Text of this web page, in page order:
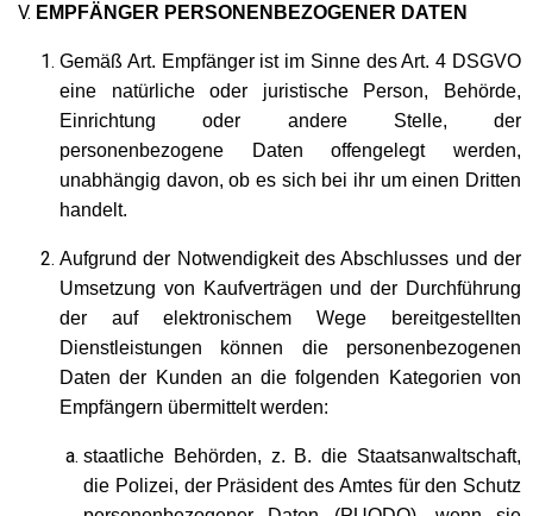
EMPFÄNGER PERSONENBEZOGENER DATEN
Gemäß Art. Empfänger ist im Sinne des Art. 4 DSGVO
eine natürliche oder juristische Person, Behörde,
Einrichtung oder andere Stelle, der
personenbezogene Daten offengelegt werden,
unabhängig davon, ob es sich bei ihr um einen Dritten
handelt.
Aufgrund der Notwendigkeit des Abschlusses und der
Umsetzung von Kaufverträgen und der Durchführung
der auf elektronischem Wege bereitgestellten
Dienstleistungen können die personenbezogenen
Daten der Kunden an die folgenden Kategorien von
Empfängern übermittelt werden:
staatliche Behörden, z. B. die Staatsanwaltschaft,
die Polizei, der Präsident des Amtes für den Schutz